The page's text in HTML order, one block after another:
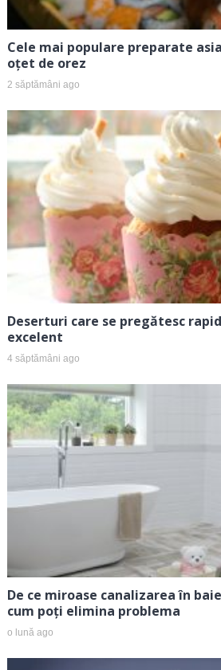
Cele mai populare preparate
oțet de orez
2 săptămâni ago
Deserturi care se pregătesc
excelent
4 săptămâni ago
De ce miroase canalizarea în
cum poți elimina problema
o lună ago